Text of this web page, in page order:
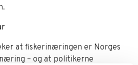
at fiskerinæringen er Norges
– og at politikerne